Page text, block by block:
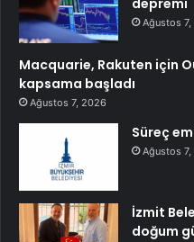
depremi
Ağustos
Macquarie, Rakuten için
kapsama başladı
Ağustos 7, 2026
Süreç
Ağustos
İzmit
doğum